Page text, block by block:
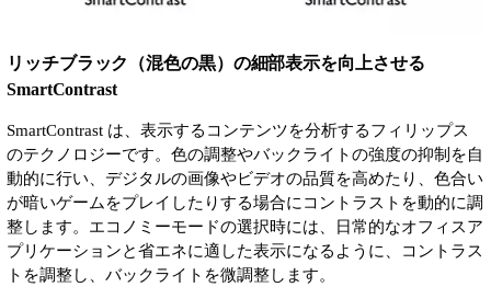
リッチブラック（混色の黒）の細部表示を向上させる
SmartContrast
SmartContrast は、表示するコンテンツを分析するフィリップス
のテクノロジーです。色の調整やバックライトの強度の抑制を自
動的に行い、デジタルの画像やビデオの品質を高めたり、色合い
が暗いゲームをプレイしたりする場合にコントラストを動的に調
整します。エコノミーモードの選択時には、日常的なオフィスア
プリケーションと省エネに適した表示になるように、コントラス
トを調整し、バックライトを微調整します。